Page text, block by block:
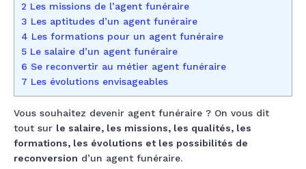
2 Les missions de l’agent funéraire
3 Les aptitudes d’un agent funéraire
4 Les formations pour un agent funéraire
5 Le salaire ​d’un agent funéraire
6 Se reconvertir au métier agent funéraire
7 Les évolutions envisageables
Vous souhaitez devenir agent funéraire ? On vous dit
tout sur le salaire, les missions, les qualités, les
formations, les évolutions et les possibilités de
reconversion d’un agent funéraire.